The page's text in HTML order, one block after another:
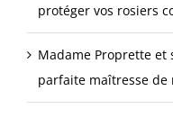
protéger vos rosiers
Madame Proprette
parfaite maîtresse de